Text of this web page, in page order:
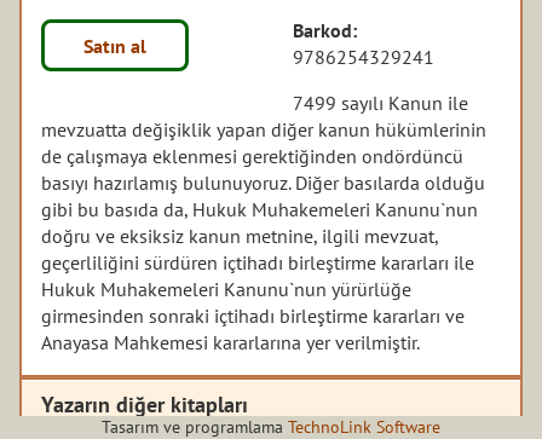
Satın al
Barkod:
9786254329241
7499 sayılı Kanun ile
mevzuatta değişiklik yapan diğer kanun hükümlerinin
de çalışmaya eklenmesi gerektiğinden ondördüncü
basıyı hazırlamış bulunuyoruz. Diğer basılarda olduğu
gibi bu basıda da, Hukuk Muhakemeleri Kanunu`nun
doğru ve eksiksiz kanun metnine, ilgili mevzuat,
geçerliliğini sürdüren içtihadı birleştirme kararları ile
Hukuk Muhakemeleri Kanunu`nun yürürlüğe
girmesinden sonraki içtihadı birleştirme kararları ve
Anayasa Mahkemesi kararlarına yer verilmiştir.
Yazarın diğer kitapları
Tasarım ve programlama TechnoLink Software